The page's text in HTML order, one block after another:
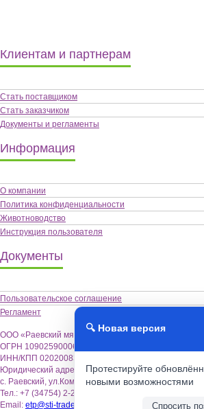
Клиентам и партнерам
Стать поставщиком
Стать заказчиком
Документы и регламенты
Информация
О компании
Политика конфиденциальности
Животноводство
Инструкция пользователя
Документы
Пользовательское соглашение
Регламент
ООО «Раевский мясокомбинат «Альшей-мясо»,
ОГРН 1090259000622
ИНН/КПП 0202008355 / 020201001
Юридический адрес: 452122, Республика
с. Раевский, ул.Коммунистическая,18.
Тел.: +7 (34754) 2-26-70
Email: etp@sti-trade.ru
🔍 Новая версия
Протестируйте
новыми возможностями
Спросить